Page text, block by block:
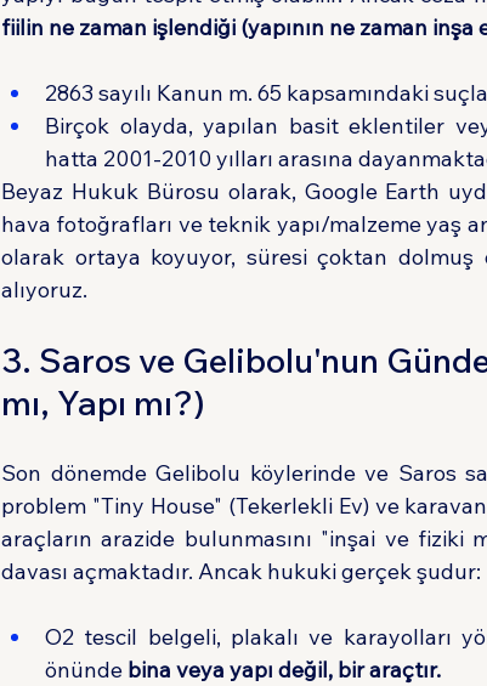
fiilin ne zaman işlendiği (yapının ne zaman inşa
2863 sayılı Kanun m. 65 kapsamındaki
Birçok olayda, yapılan basit eklentiler
hatta 2001-2010 yılları arasına
Beyaz Hukuk Bürosu olarak, Google Earth
hava fotoğrafları ve teknik yapı/malzeme yaş
olarak ortaya koyuyor, süresi çoktan dolmuş
alıyoruz.
3. Saros ve Gelibolu'nun
mı, Yapı mı?)
Son dönemde Gelibolu köylerinde ve Saros
problem "Tiny House" (Tekerlekli Ev) ve
araçların arazide bulunmasını "inşai ve
davası açmaktadır. Ancak hukuki gerçek şudur:
O2 tescil belgeli, plakalı ve karayolları
önünde bina veya yapı değil, bir araçtır.